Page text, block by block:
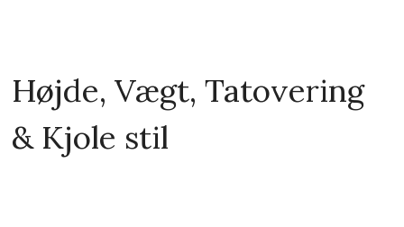
Højde, Vægt, Tatovering
& Kjole stil